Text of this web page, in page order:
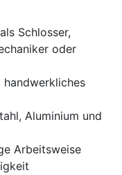
Schlosser,
oder
handwerkliches
Aluminium und
Arbeitsweise